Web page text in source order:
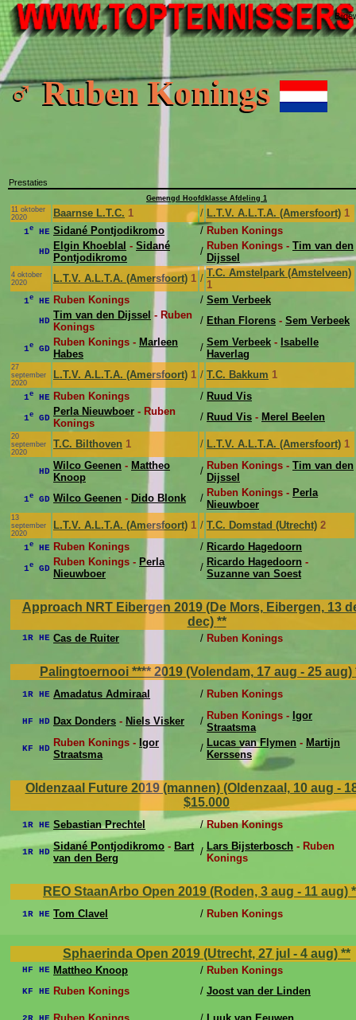
♂ Ruben Konings
Prestaties
Gemengd Hoofdklasse Afdeling 1
11 oktober
2020
Baarnse L.T.C. 1 / L.T.V. A.L.T.A. (Amersfoort) 1
1e HE Sidané Pontjodikromo / Ruben Konings
HD Elgin Khoeblal - Sidané
Pontjodikromo
/ Ruben Konings - Tim van den
Dijssel
4 oktober
2020
L.T.V. A.L.T.A. (Amersfoort) 1 / T.C. Amstelpark (Amstelveen)
1
1e HE Ruben Konings / Sem Verbeek
HD Tim van den Dijssel - Ruben
Konings
/ Ethan Florens - Sem Verbeek
1e GD
Ruben Konings - Marleen
Habes
/ Sem Verbeek - Isabelle
Haverlag
27
september
2020
L.T.V. A.L.T.A. (Amersfoort) 1 / T.C. Bakkum 1
1e HE Ruben Konings / Ruud Vis
1e GD
Perla Nieuwboer - Ruben
Konings
/ Ruud Vis - Merel Beelen
20
september
2020
T.C. Bilthoven 1 / L.T.V. A.L.T.A. (Amersfoort) 1
HD Wilco Geenen - Mattheo
Knoop
/ Ruben Konings - Tim van den
Dijssel
1e GD Wilco Geenen - Dido Blonk / Ruben Konings - Perla
Nieuwboer
13
september
2020
L.T.V. A.L.T.A. (Amersfoort) 1 / T.C. Domstad (Utrecht) 2
1e HE Ruben Konings / Ricardo Hagedoorn
1e GD
Ruben Konings - Perla
Nieuwboer
/ Ricardo Hagedoorn -
Suzanne van Soest
Approach NRT Eibergen 2019 (De Mors, Eibergen, 13
dec) **
1R HE Cas de Ruiter / Ruben Konings
Palingtoernooi **** 2019 (Volendam, 17 aug - 25 aug)
1R HE Amadatus Admiraal / Ruben Konings
HF HD Dax Donders - Niels Visker / Ruben Konings - Igor
Straatsma
KF HD Ruben Konings - Igor
Straatsma
/ Lucas van Flymen - Martijn
Kerssens
Oldenzaal Future 2019 (mannen) (Oldenzaal, 10 aug -
$15.000
1R HE Sebastian Prechtel / Ruben Konings
1R HD Sidané Pontjodikromo - Bart
van den Berg
/ Lars Bijsterbosch - Ruben
Konings
REO StaanArbo Open 2019 (Roden, 3 aug - 11 aug)
1R HE Tom Clavel / Ruben Konings
Sphaerinda Open 2019 (Utrecht, 27 jul - 4 aug) **
HF HE Mattheo Knoop / Ruben Konings
KF HE Ruben Konings / Joost van der Linden